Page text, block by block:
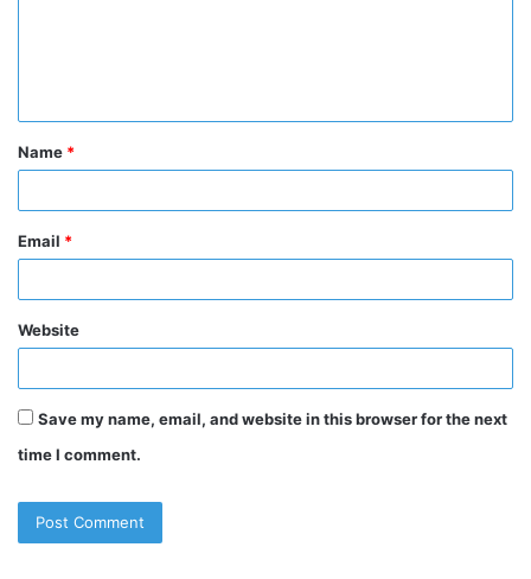
t
*
Name *
Email *
Website
Save my name, email, and website in this browser for the next
time I comment.